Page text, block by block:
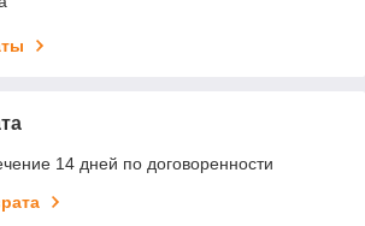
14 дней по договоренности